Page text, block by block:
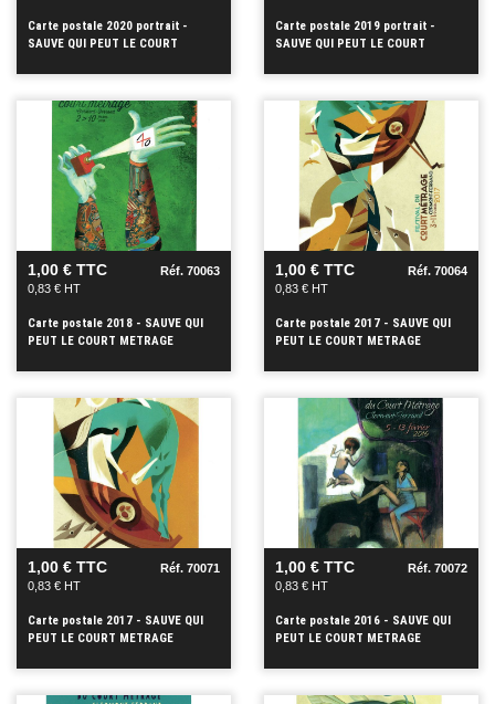
Carte postale 2020 portrait -
SAUVE QUI PEUT LE COURT
Carte postale 2019 portrait -
SAUVE QUI PEUT LE COURT
VOIR
+
1,00 € TTC
0,83 € HT
Réf. 70063
Carte postale 2018 - SAUVE QUI
PEUT LE COURT METRAGE
VOIR
+
1,00 € TTC
0,83 € HT
Réf. 70064
Carte postale 2017 - SAUVE QUI
PEUT LE COURT METRAGE
VOIR
+
1,00 € TTC
0,83 € HT
Réf. 70071
Carte postale 2017 - SAUVE QUI
PEUT LE COURT METRAGE
VOIR
+
1,00 € TTC
0,83 € HT
Réf. 70072
Carte postale 2016 - SAUVE QUI
PEUT LE COURT METRAGE